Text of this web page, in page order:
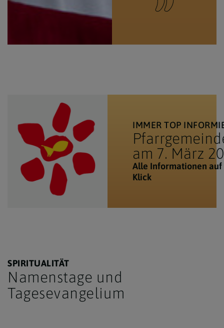
IMMER TOP
am 7. März
Alle Informationen auf
Klick
SPIRITUALITÄT
Namenstage und
Tagesevangelium